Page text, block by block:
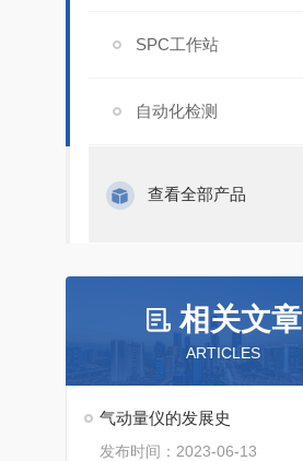
SPC工作站
自动化检测
查看全部产品
相关文章
ARTICLES
气动量仪的发展史
发布时间：2023-06-13